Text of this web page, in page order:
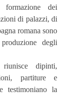
dei
di palazzi, di
romana sono
degli
dipinti,
partiture e
testimoniano la